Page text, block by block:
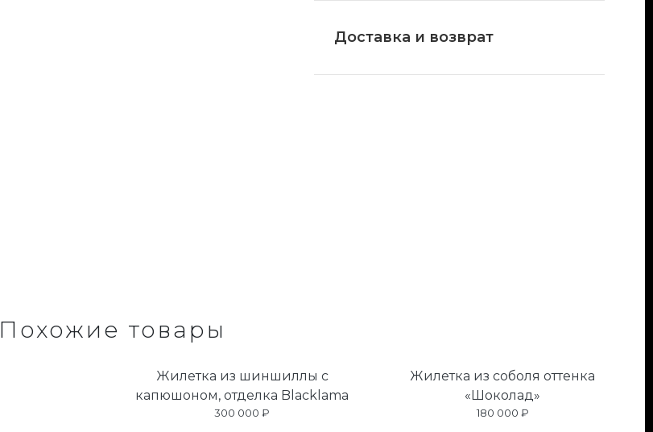
Доставка и возврат
Похожие товары
Жилетка из шиншиллы с
капюшоном, отделка Blacklama
300 000 ₽
Жилетка из соболя оттенка
«Шоколад»
180 000 ₽